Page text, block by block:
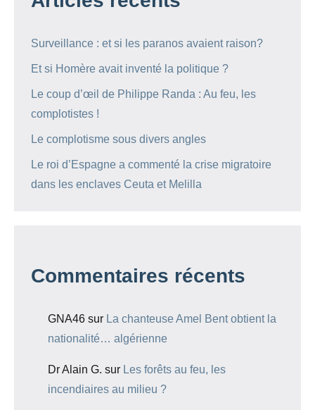
Surveillance : et si les paranos avaient raison?
Et si Homère avait inventé la politique ?
Le coup d’œil de Philippe Randa : Au feu, les
complotistes !
Le complotisme sous divers angles
Le roi d’Espagne a commenté la crise migratoire
dans les enclaves Ceuta et Melilla
Commentaires récents
GNA46 sur La chanteuse Amel Bent obtient la
nationalité… algérienne
Dr Alain G. sur Les forêts au feu, les
incendiaires au milieu ?